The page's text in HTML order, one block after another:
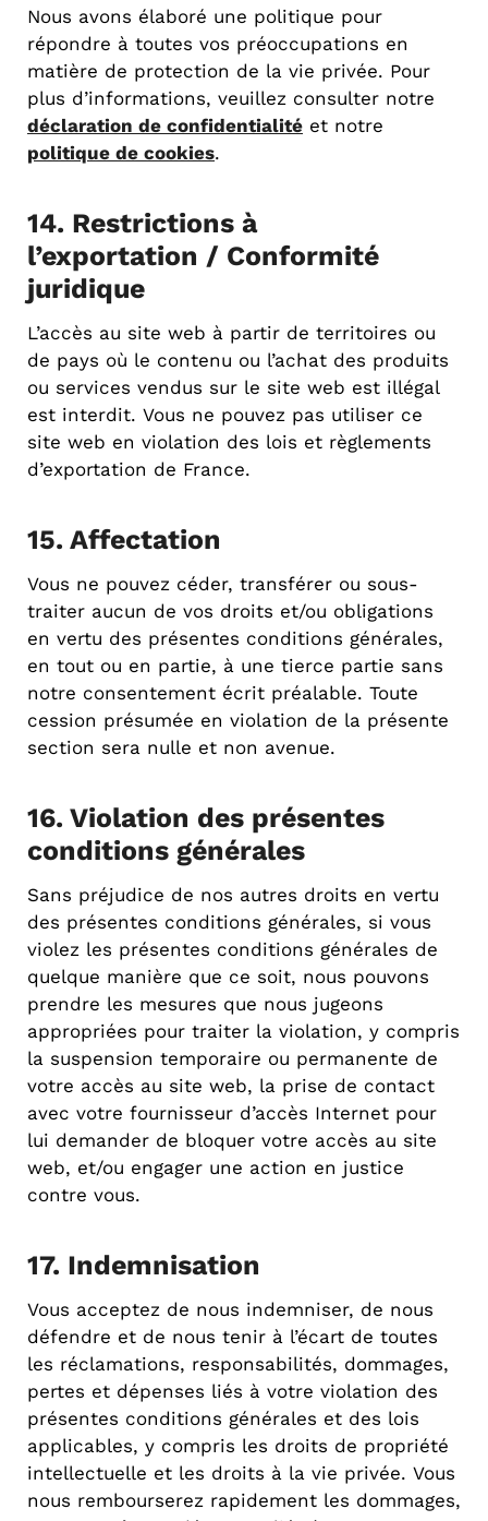
Nous avons élaboré une politique pour
répondre à toutes vos préoccupations en
matière de protection de la vie privée. Pour
plus d’informations, veuillez consulter notre
déclaration de confidentialité et notre
politique de cookies.
14. Restrictions à
l’exportation / Conformité
juridique
L’accès au site web à partir de territoires ou
de pays où le contenu ou l’achat des produits
ou services vendus sur le site web est illégal
est interdit. Vous ne pouvez pas utiliser ce
site web en violation des lois et règlements
d’exportation de France.
15. Affectation
Vous ne pouvez céder, transférer ou sous-
traiter aucun de vos droits et/ou obligations
en vertu des présentes conditions générales,
en tout ou en partie, à une tierce partie sans
notre consentement écrit préalable. Toute
cession présumée en violation de la présente
section sera nulle et non avenue.
16. Violation des présentes
conditions générales
Sans préjudice de nos autres droits en vertu
des présentes conditions générales, si vous
violez les présentes conditions générales de
quelque manière que ce soit, nous pouvons
prendre les mesures que nous jugeons
appropriées pour traiter la violation, y compris
la suspension temporaire ou permanente de
votre accès au site web, la prise de contact
avec votre fournisseur d’accès Internet pour
lui demander de bloquer votre accès au site
web, et/ou engager une action en justice
contre vous.
17. Indemnisation
Vous acceptez de nous indemniser, de nous
défendre et de nous tenir à l’écart de toutes
les réclamations, responsabilités, dommages,
pertes et dépenses liés à votre violation des
présentes conditions générales et des lois
applicables, y compris les droits de propriété
intellectuelle et les droits à la vie privée. Vous
nous rembourserez rapidement les dommages,